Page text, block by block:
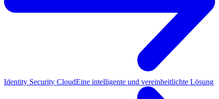
Identity Security CloudEine intelligente und vereinheitlichte Lösung